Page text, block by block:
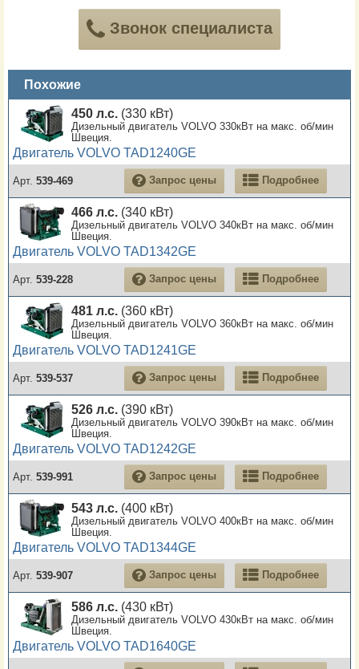
Звонок специалиста
Похожие
450 л.с. (330 кВт)
Дизельный двигатель VOLVO 330кВт на макс. об/мин
Швеция.
Двигатель VOLVO TAD1240GE
Арт. 539-469 Запрос цены Подробнее
466 л.с. (340 кВт)
Дизельный двигатель VOLVO 340кВт на макс. об/мин
Швеция.
Двигатель VOLVO TAD1342GE
Арт. 539-228 Запрос цены Подробнее
481 л.с. (360 кВт)
Дизельный двигатель VOLVO 360кВт на макс. об/мин
Швеция.
Двигатель VOLVO TAD1241GE
Арт. 539-537 Запрос цены Подробнее
526 л.с. (390 кВт)
Дизельный двигатель VOLVO 390кВт на макс. об/мин
Швеция.
Двигатель VOLVO TAD1242GE
Арт. 539-991 Запрос цены Подробнее
543 л.с. (400 кВт)
Дизельный двигатель VOLVO 400кВт на макс. об/мин
Швеция.
Двигатель VOLVO TAD1344GE
Арт. 539-907 Запрос цены Подробнее
586 л.с. (430 кВт)
Дизельный двигатель VOLVO 430кВт на макс. об/мин
Швеция.
Двигатель VOLVO TAD1640GE